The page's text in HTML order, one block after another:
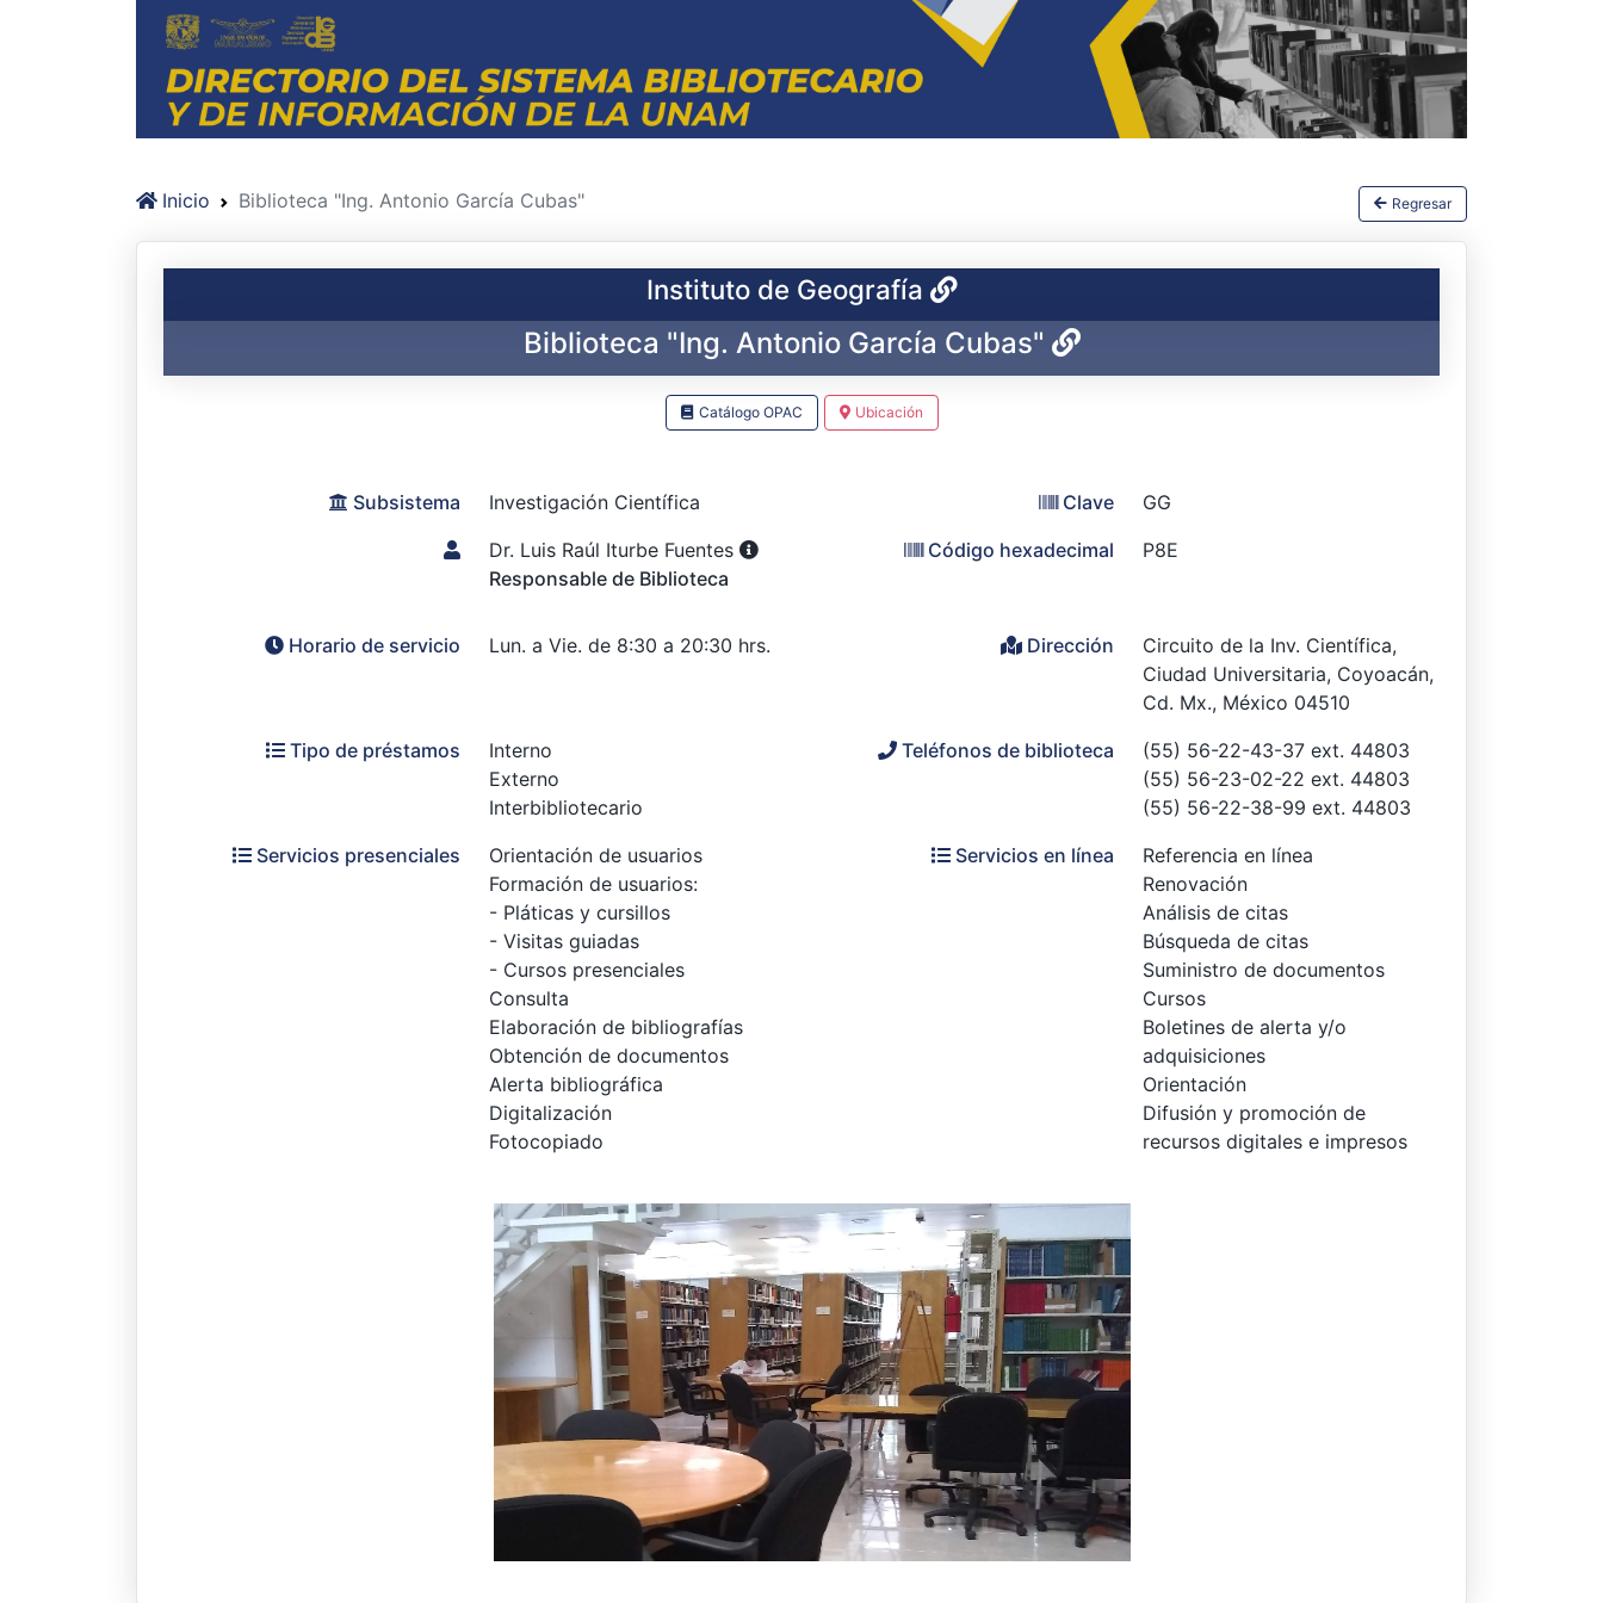
Regresar
Inicio Biblioteca "Ing. Antonio García Cubas"
Instituto de Geografía
Biblioteca "Ing. Antonio García Cubas"
Catálogo OPAC Ubicación
Subsistema Investigación Científica Clave
GG
Dr. Luis Raúl Iturbe Fuentes
Responsable de Biblioteca
Código hexadecimal P8E
Horario de servicio Lun. a Vie. de 8:30 a 20:30 hrs. Dirección
Circuito de la Inv. Científica,
Ciudad Universitaria, Coyoacán,
Cd. Mx., México 04510
Tipo de préstamos
Interno
Externo
Interbibliotecario
Teléfonos de biblioteca
(55) 56-22-43-37 ext. 44803
(55) 56-23-02-22 ext. 44803
(55) 56-22-38-99 ext. 44803
Servicios presenciales
Orientación de usuarios
Formación de usuarios:
- Pláticas y cursillos
- Visitas guiadas
- Cursos presenciales
Consulta
Elaboración de bibliografías
Obtención de documentos
Alerta bibliográfica
Digitalización
Fotocopiado
Servicios en línea
Referencia en línea
Renovación
Análisis de citas
Búsqueda de citas
Suministro de documentos
Cursos
Boletines de alerta y/o
adquisiciones
Orientación
Difusión y promoción de
recursos digitales e impresos